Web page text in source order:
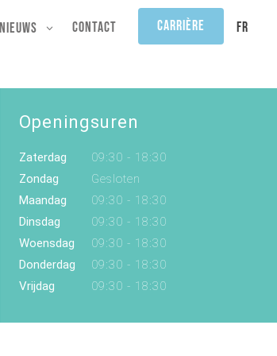
Nieuws Contact Carrière FR
Openingsuren
Zaterdag
09:30 - 18:30
Zondag
Gesloten
Maandag
09:30 - 18:30
Dinsdag
09:30 - 18:30
Woensdag
09:30 - 18:30
Donderdag
09:30 - 18:30
Vrijdag
09:30 - 18:30